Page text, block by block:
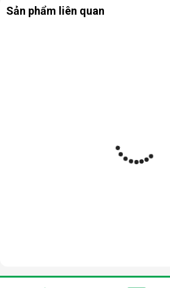
Sản phẩm liên quan